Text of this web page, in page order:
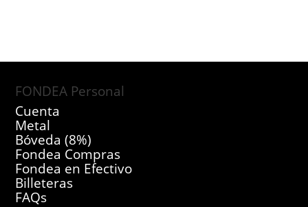
FONDEA Personal
Cuenta
Metal
Bóveda (8%)
Fondea Compras
Fondea en Efectivo
Billeteras
FAQs